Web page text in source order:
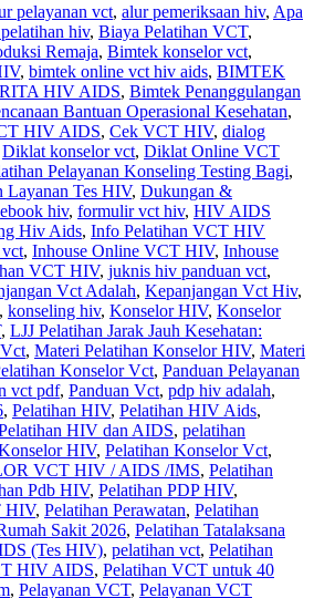
pelayanan vct, alur pemeriksaan hiv, Apa
hiv, Biaya Pelatihan VCT,
Remaja, Bimtek konselor vct,
, bimtek online vct hiv aids, BIMTEK
HIV AIDS, Bimtek Penanggulangan
Bantuan Operasional Kesehatan,
HIV AIDS, Cek VCT HIV, dialog
Diklat konselor vct, Diklat Online VCT
Pelayanan Konseling Testing Bagi,
Layanan Tes HIV, Dukungan &
ebook hiv, formulir vct hiv, HIV AIDS
Hiv Aids, Info Pelatihan VCT HIV
, Inhouse Online VCT HIV, Inhouse
VCT HIV, juknis hiv panduan vct,
Vct Adalah, Kepanjangan Vct Hiv,
, konseling hiv, Konselor HIV, Konselor
, LJJ Pelatihan Jarak Jauh Kesehatan:
, Materi Pelatihan Konselor HIV, Materi
Konselor Vct, Panduan Pelayanan
vct pdf, Panduan Vct, pdp hiv adalah,
, Pelatihan HIV, Pelatihan HIV Aids,
HIV dan AIDS, pelatihan
HIV, Pelatihan Konselor Vct,
VCT HIV / AIDS /IMS, Pelatihan
Pdb HIV, Pelatihan PDP HIV,
HIV, Pelatihan Perawatan, Pelatihan
Sakit 2026, Pelatihan Tatalaksana
(Tes HIV), pelatihan vct, Pelatihan
HIV AIDS, Pelatihan VCT untuk 40
, Pelayanan VCT, Pelayanan VCT